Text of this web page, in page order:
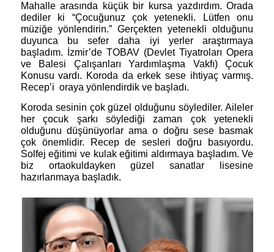
Mahalle arasında küçük bir kursa yazdırdım. Orada
dediler ki “Çocuğunuz çok yetenekli. Lütfen onu
müziğe yönlendirin.” Gerçekten yetenekli olduğunu
duyunca bu sefer daha iyi yerler araştırmaya
başladım. İzmir’de TOBAV (Devlet Tiyatroları Opera
ve Balesi Çalışanları Yardımlaşma Vakfı) Çocuk
Konusu vardı. Koroda da erkek sese ihtiyaç varmış.
Recep’i oraya yönlendirdik ve başladı.
Koroda sesinin çok güzel olduğunu söylediler. Aileler
her çocuk şarkı söylediği zaman çok yetenekli
olduğunu düşünüyorlar ama o doğru sese basmak
çok önemlidir. Recep de sesleri doğru basıyordu.
Solfej eğitimi ve kulak eğitimi aldırmaya başladım. Ve
biz ortaokuldayken güzel sanatlar lisesine
hazırlanmaya başladık.